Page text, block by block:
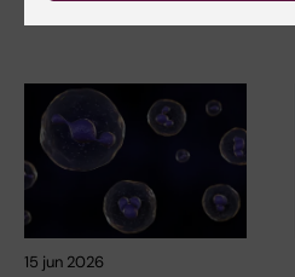
15 jun 2026